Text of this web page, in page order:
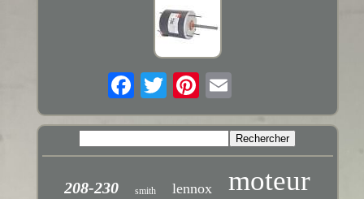
208-230 smith lennox moteur